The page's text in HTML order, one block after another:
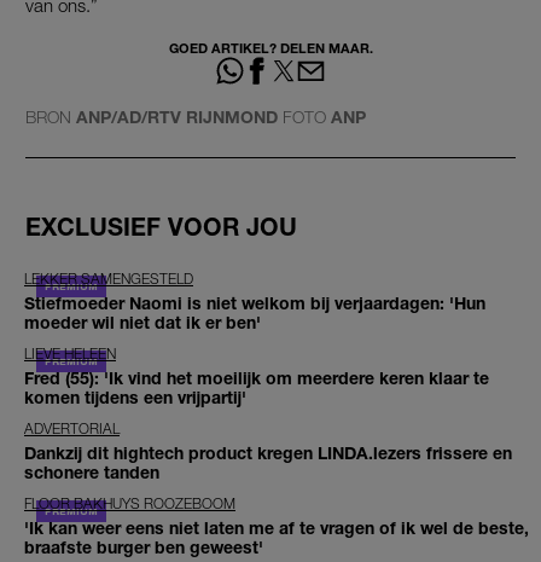
van ons.”
GOED ARTIKEL? DELEN MAAR.
BRON ANP/AD/RTV RIJNMOND FOTO ANP
EXCLUSIEF VOOR JOU
LEKKER SAMENGESTELD
Stiefmoeder Naomi is niet welkom bij verjaardagen: 'Hun
moeder wil niet dat ik er ben'
LIEVE HELEEN
Fred (55): 'Ik vind het moeilijk om meerdere keren klaar te
komen tijdens een vrijpartij'
ADVERTORIAL
Dankzij dit hightech product kregen LINDA.lezers frissere en
schonere tanden
FLOOR BAKHUYS ROOZEBOOM
'Ik kan weer eens niet laten me af te vragen of ik wel de beste,
braafste burger ben geweest'